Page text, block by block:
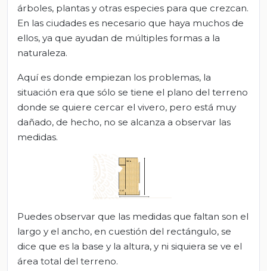
árboles, plantas y otras especies para que crezcan.
En las ciudades es necesario que haya muchos de
ellos, ya que ayudan de múltiples formas a la
naturaleza.
Aquí es donde empiezan los problemas, la
situación era que sólo se tiene el plano del terreno
donde se quiere cercar el vivero, pero está muy
dañado, de hecho, no se alcanza a observar las
medidas.
Puedes observar que las medidas que faltan son el
largo y el ancho, en cuestión del rectángulo, se
dice que es la base y la altura, y ni siquiera se ve el
área total del terreno.